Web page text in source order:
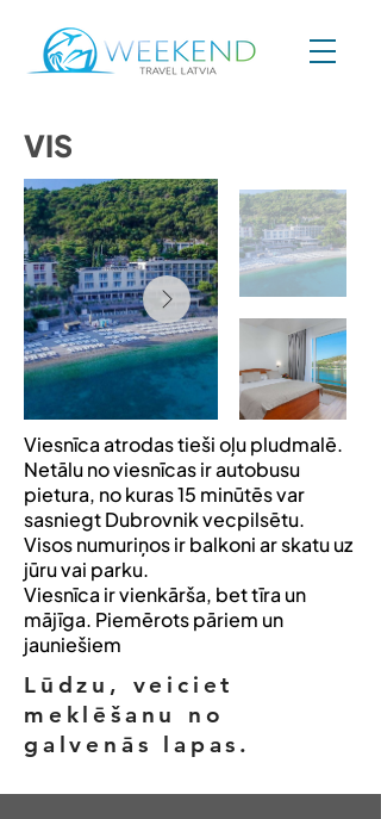
VIS
Viesnīca atrodas tieši oļu pludmalē.
Netālu no viesnīcas ir autobusu
pietura, no kuras 15 minūtēs var
sasniegt Dubrovnik vecpilsētu.
Visos numuriņos ir balkoni ar skatu uz
jūru vai parku.
Viesnīca ir vienkārša, bet tīra un
mājīga. Piemērots pāriem un
jauniešiem
Lūdzu, veiciet
meklēšanu no
galvenās lapas.